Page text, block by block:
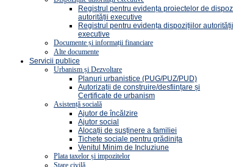
Registrul pentru evidența proiectelor de
autorității executive
Registrul pentru evidența dispozițiilor autorității
executive
Documente și informații financiare
Alte documente
Servicii publice
Urbanism și Dezvoltare
Planuri urbanistice (PUG/PUZ/PUD)
Autorizații de construire/desființare și
Certificate de urbanism
Asistență socială
Ajutor de încălzire
Ajutor social
Alocații de susținere a familiei
Tichete sociale pentru grădinița
Venitul Minim de Incluziune
Plata taxelor și impozitelor
Stare civilă